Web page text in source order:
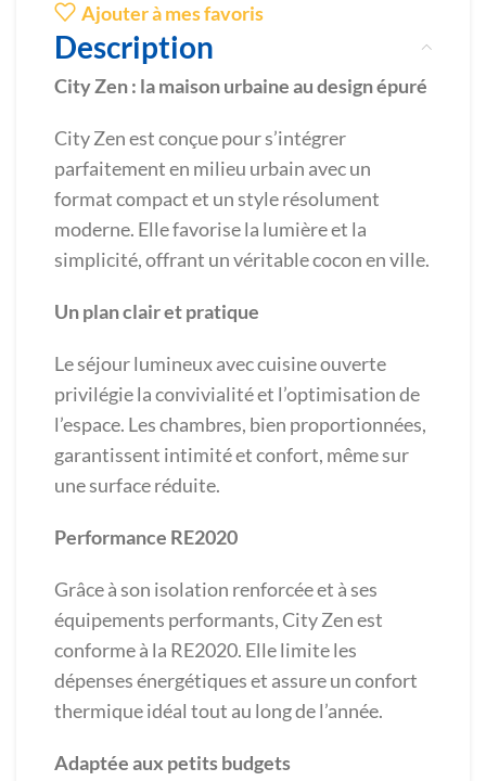
Ajouter à mes favoris
Description
City Zen : la maison urbaine au design épuré
City Zen est conçue pour s’intégrer
parfaitement en milieu urbain avec un
format compact et un style résolument
moderne. Elle favorise la lumière et la
simplicité, offrant un véritable cocon en ville.
Un plan clair et pratique
Le séjour lumineux avec cuisine ouverte
privilégie la convivialité et l’optimisation de
l’espace. Les chambres, bien proportionnées,
garantissent intimité et confort, même sur
une surface réduite.
Performance RE2020
Grâce à son isolation renforcée et à ses
équipements performants, City Zen est
conforme à la RE2020. Elle limite les
dépenses énergétiques et assure un confort
thermique idéal tout au long de l’année.
Adaptée aux petits budgets